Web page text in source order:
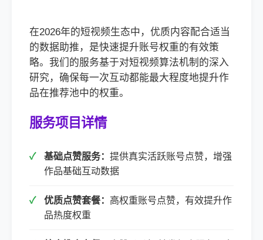
在2026年的短视频生态中，优质内容配合适当
的数据助推，是快速提升账号权重的有效策
略。我们的服务基于对短视频算法机制的深入
研究，确保每一次互动都能最大程度地提升作
品在推荐池中的权重。
服务项目详情
基础点赞服务： 提供真实活跃账号点赞，增强
作品基础互动数据
优质点赞套餐： 高权重账号点赞，有效提升作
品热度权重